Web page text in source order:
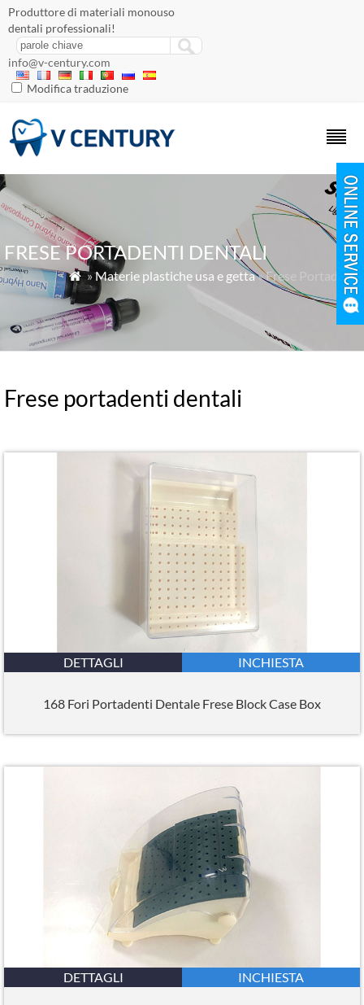
Produttore di materiali monouso
dentali professionali!
info@v-century.com
Modifica traduzione
FRESE PORTADENTI DENTALI
 »Materie plastiche usa e getta» Frese Portadenti
Frese portadenti dentali
DETTAGLI INCHIESTA
168 Fori Portadenti Dentale Frese Block Case Box
DETTAGLI INCHIESTA